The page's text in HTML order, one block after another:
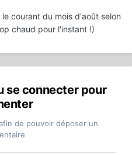
courant du mois d'août selon
chaud pour l'instant !)
se connecter pour
de pouvoir déposer un